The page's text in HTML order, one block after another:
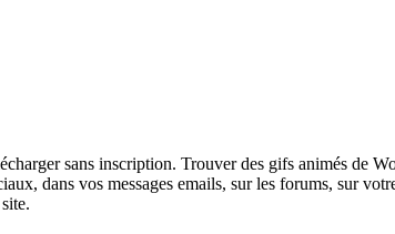
sans inscription. Trouver des gifs animés de
dans vos messages emails, sur les forums, sur